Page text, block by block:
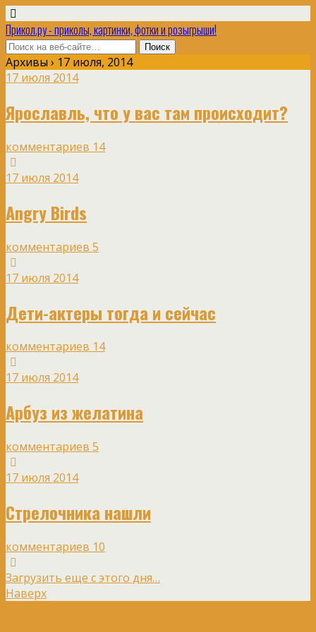
Прикол.ру - приколы, картинки, фотки и розыгрыши!
Архивы › 17 июля, 2014
17 июля 2014
Ярославль, что у вас там происходит?
комментариев 14
17 июля 2014
Angry Birds
комментариев 5
17 июля 2014
Дети-актеры тогда и сейчас
комментариев 14
17 июля 2014
Арбуз из желатина
комментариев 5
17 июля 2014
Стрелочника нашли
комментариев 10
Загрузить еще с этого дня…
Наверх